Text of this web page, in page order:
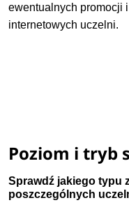
ewentualnych promocji
internetowych uczelni.
Poziom i tryb
Sprawdź jakiego typu
poszczególnych